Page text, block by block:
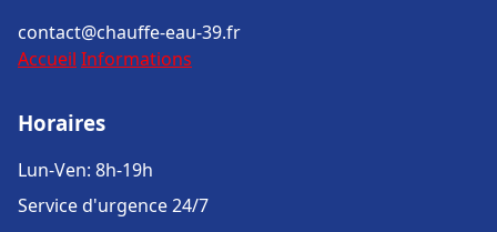
contact@chauffe-eau-39.fr
Accueil Informations
Horaires
Lun-Ven: 8h-19h
Service d'urgence 24/7